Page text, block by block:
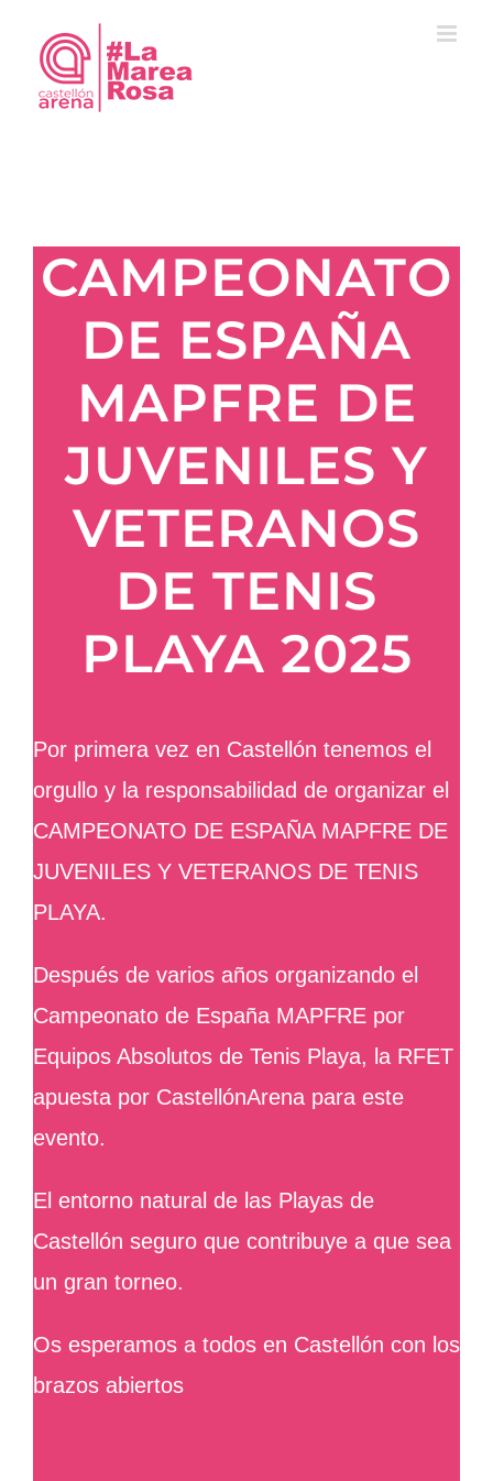
contenido
CAMPEONATO
DE ESPAÑA
MAPFRE DE
JUVENILES Y
VETERANOS
DE TENIS
PLAYA 2025
Por primera vez en Castellón tenemos el
orgullo y la responsabilidad de organizar el
CAMPEONATO DE ESPAÑA MAPFRE DE
JUVENILES Y VETERANOS DE TENIS
PLAYA.
Después de varios años organizando el
Campeonato de España MAPFRE por
Equipos Absolutos de Tenis Playa, la RFET
apuesta por CastellónArena para este
evento.
El entorno natural de las Playas de
Castellón seguro que contribuye a que sea
un gran torneo.
Os esperamos a todos en Castellón con los
brazos abiertos